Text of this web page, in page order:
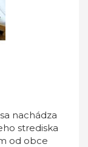
nachádza
strediska
od obce